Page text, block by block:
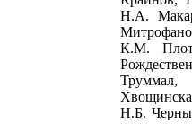
Н.А.
К.М.
Н.Б.